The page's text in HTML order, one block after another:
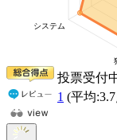
投票受付
1 (平均:3.7